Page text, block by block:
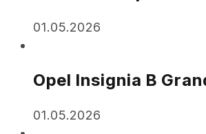
01.05.2026
Opel Insignia B
01.05.2026